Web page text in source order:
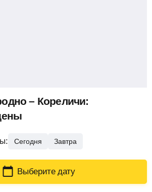
– Кореличи:
Сегодня Завтра
Выберите дату